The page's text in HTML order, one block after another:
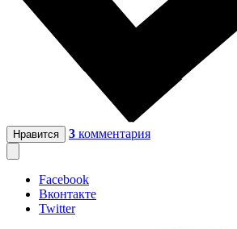
Нравится 3 комментария
Facebook
Вконтакте
Twitter